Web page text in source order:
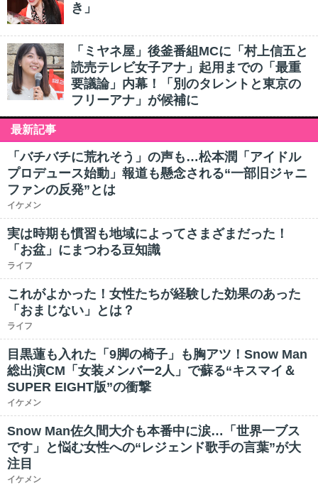
き」
「ミヤネ屋」後釜番組MCに「村上信五と
読売テレビ女子アナ」起用までの「最重
要議論」内幕！「別のタレントと東京の
フリーアナ」が候補に
最新記事
「バチバチに荒れそう」の声も…松本潤「アイドル
プロデュース始動」報道も懸念される“一部旧ジャニ
ファンの反発”とは
イケメン
実は時期も慣習も地域によってさまざまだった！
「お盆」にまつわる豆知識
ライフ
これがよかった！女性たちが経験した効果のあった
「おまじない」とは？
ライフ
目黒蓮も入れた「9脚の椅子」も胸アツ！Snow Man
総出演CM「女装メンバー2人」で蘇る“キスマイ＆
SUPER EIGHT版”の衝撃
イケメン
Snow Man佐久間大介も本番中に涙…「世界一ブス
です」と悩む女性への“レジェンド歌手の言葉”が大
注目
イケメン